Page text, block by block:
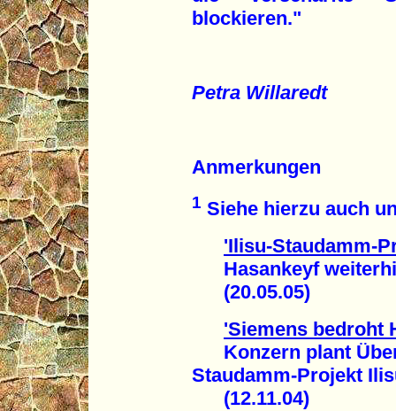
blockieren."
Petra Willaredt
Anmerkungen
1 Siehe hierzu auch
'Ilisu-Staudamm-
Hasankeyf
(20.05.05)
'Siemens bedroht
Konzern plant
Staudamm-Projekt
(12.11.04)